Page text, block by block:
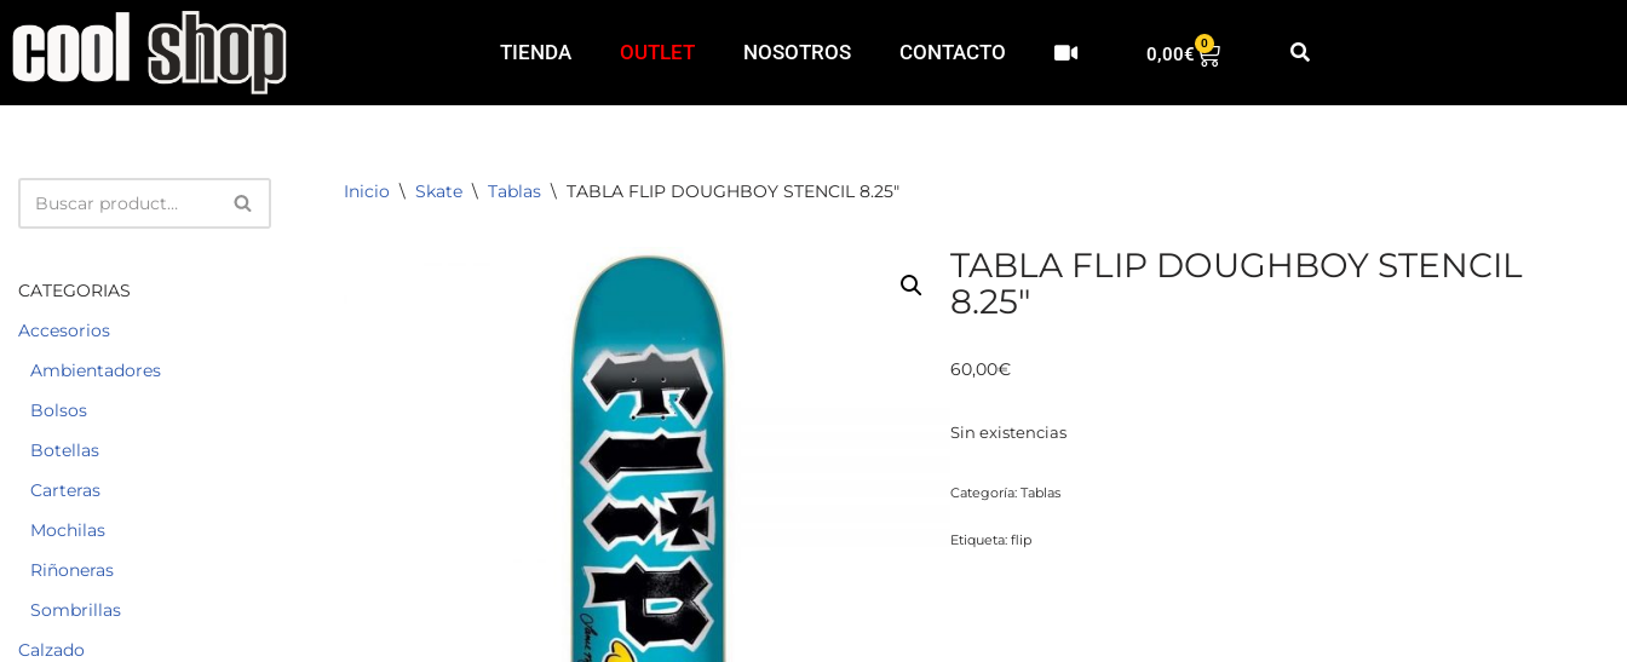
Saltar
TIENDA OUTLET NOSOTROS CONTACTO 0,00€
0
CATEGORIAS
Accesorios
Ambientadores
Bolsos
Botellas
Carteras
Mochilas
Riñoneras
Sombrillas
Calzado
Inicio \ Skate \ Tablas \ TABLA FLIP DOUGHBOY STENCIL 8.25″
TABLA FLIP DOUGHBOY STENCIL
8.25″
60,00€
Sin existencias
Categoría:Tablas
Etiqueta:flip